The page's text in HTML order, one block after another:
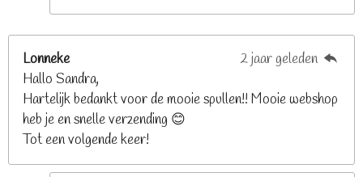
Lonneke
2 jaar geleden
Hallo Sandra,
Hartelijk bedankt voor de mooie spullen!! Mooie webshop
heb je en snelle verzending 😊
Tot een volgende keer!